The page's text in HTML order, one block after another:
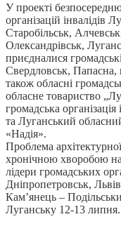
У проекті
організацій інвалідів
Старобільськ,
Олександрівськ,
приєдналися громадські
Свердловськ,
також обласні
обласне товариство
громадська
та Луганський
«Надія».
Проблема
хронічною хворобою
лідери громадських
Дніпропетровськ,
Кам’янець –
Луганську 12-13 липня.